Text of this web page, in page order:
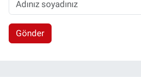
Gönder